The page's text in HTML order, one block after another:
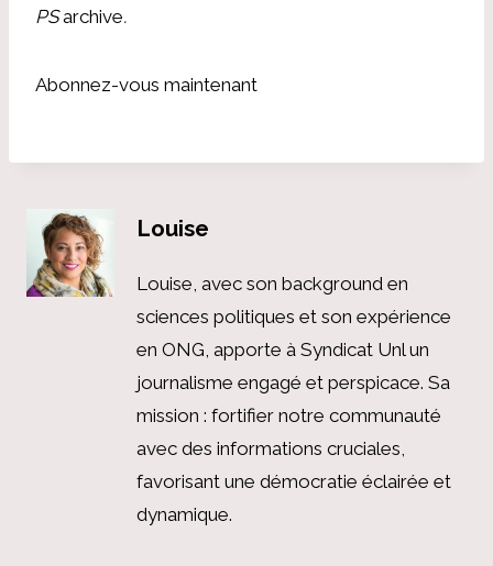
PSarchive.
Abonnez-vous maintenant
Louise
Louise, avec son background en
sciences politiques et son expérience
en ONG, apporte à Syndicat Unl un
journalisme engagé et perspicace. Sa
mission : fortifier notre communauté
avec des informations cruciales,
favorisant une démocratie éclairée et
dynamique.